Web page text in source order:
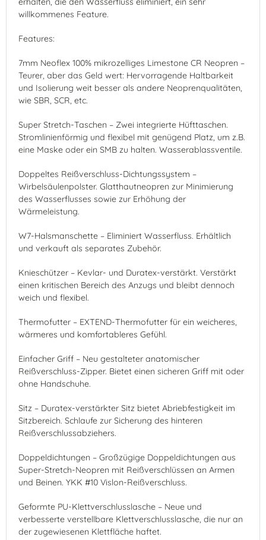
willkommenes Feature.
Features:
7mm Neoflex 100% mikrozelliges Limestone CR Neopren –
Teurer, aber das Geld wert: Hervorragende Haltbarkeit
und Isolierung weit besser als andere Neoprenqualitäten,
wie SBR, SCR, etc.
Super Stretch-Taschen – Zwei integrierte Hüfttaschen.
Stromlinienförmig und flexibel mit genügend Platz, um z.B.
eine Maske oder ein SMB zu halten. Wasserablassventile.
Doppeltes Reißverschluss-Dichtungssystem –
Wirbelsäulenpolster. Glatthautneopren zur Minimierung
des Wasserflusses sowie zur Erhöhung der
Wärmeleistung.
W7-Halsmanschette – Eliminiert Wasserfluss. Erhältlich
und verkauft als separates Zubehör.
Knieschützer – Kevlar- und Duratex-verstärkt. Verstärkt
einen kritischen Bereich des Anzugs und bleibt dennoch
weich und flexibel.
Thermofutter – EXTEND-Thermofutter für ein weicheres,
wärmeres und komfortableres Gefühl.
Einfacher Griff – Neu gestalteter anatomischer
Reißverschluss-Zipper. Bietet einen sicheren Griff mit oder
ohne Handschuhe.
Sitz – Duratex-verstärkter Sitz bietet Abriebfestigkeit im
Sitzbereich. Schlaufe zur Sicherung des hinteren
Reißverschlussabziehers.
Doppeldichtungen – Großzügige Doppeldichtungen aus
Super-Stretch-Neopren mit Reißverschlüssen an Armen
und Beinen. YKK #10 Vislon-Reißverschluss.
Geformte PU-Klettverschlusslasche – Neue und
verbesserte verstellbare Klettverschlusslasche, die nur an
der zugewiesenen Klettfläche haftet.